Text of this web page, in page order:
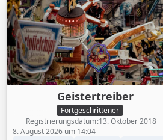
Geistertreiber
Fortgeschrittener
Registrierungsdatum 13. Oktober 2018
8. August 2026 um 14:04